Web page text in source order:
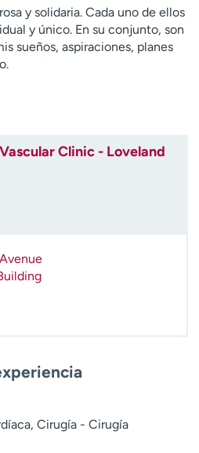
y solidaria. Cada uno de ellos
y único. En su conjunto, son
sueños, aspiraciones, planes
Clinic - Loveland
Cirugía - Cirugía